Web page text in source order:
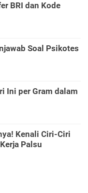
BRI dan Kode
Soal Psikotes
Ini per Gram dalam
Kenali Ciri-Ciri
Palsu